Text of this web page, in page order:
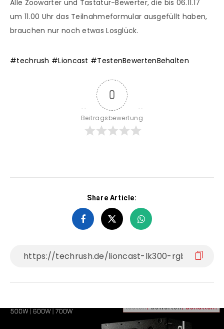
Alle Zoowärter und Tastatur-Bewerter, die bis 06.11.17
um 11.00 Uhr das Teilnahmeformular ausgefüllt haben,
brauchen nur noch etwas Losglück.
#techrush #Lioncast #TestenBewertenBehalten
0
Beitragsbewertung
Share Article: